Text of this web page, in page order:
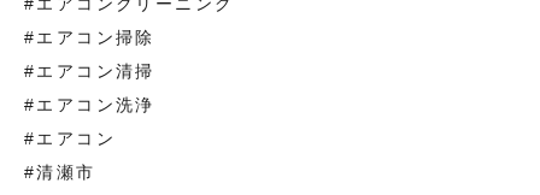
#エアコン掃除
#エアコン清掃
#エアコン洗浄
#エアコン
#清瀬市